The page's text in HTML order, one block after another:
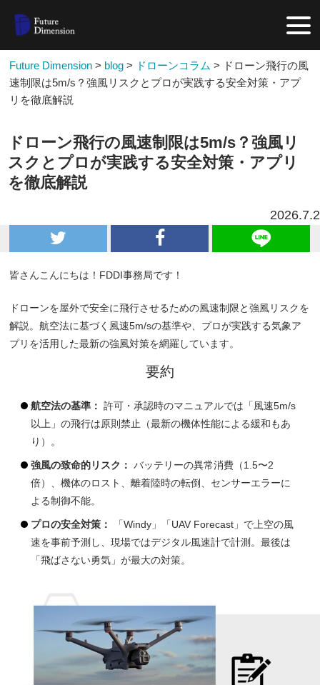
Future Dimension > blog > ドローンコラム > ドローン飛行の風
速制限は5m/s？強風リスクとプロが実践する安全対策・アプ
リを徹底解説
ドローン飛行の風速制限は5m/s？強風リ
スクとプロが実践する安全対策・アプリ
を徹底解説
2026.7.2
皆さんこんにちは！FDDI事務局です！
ドローンを屋外で安全に飛行させるための風速制限と強風リスクを
解説。航空法に基づく風速5m/sの基準や、プロが実践する気象ア
プリを活用した最新の強風対策を網羅しています。
要約
航空法の基準： 許可・承認時のマニュアルでは「風速5m/s
以上」の飛行は原則禁止（最新の機体性能による緩和もあ
り）。
強風の致命的リスク： バッテリーの異常消費（1.5〜2
倍）、機体のロスト、離着陸時の転倒、センサーエラーに
よる制御不能。
プロの安全対策：
「Windy」「UAV Forecast」で上空の風
速を事前予測し、現場ではデジタル風速計で計測。最後は
「飛ばさない勇気」が最大の対策。